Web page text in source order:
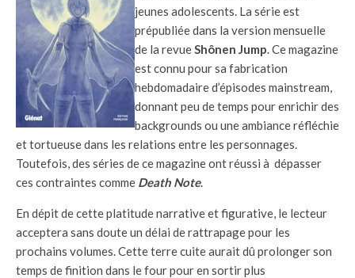
jeunes adolescents. La série est
prépubliée dans la version mensuelle
de la revueShônen Jump. Ce magazine
est connu pour sa fabrication
hebdomadaire d’épisodes mainstream,
donnant peu de temps pour enrichir des
backgrounds ou une ambiance réfléchie
et tortueuse dans les relations entre les personnages.
Toutefois, des séries de ce magazine ont réussi à dépasser
ces contraintes comme Death Note.
En dépit de cette platitude narrative et figurative, le lecteur
acceptera sans doute un délai de rattrapage pour les
prochains volumes. Cette terre cuite aurait dû prolonger son
temps de finition dans le four pour en sortir plus